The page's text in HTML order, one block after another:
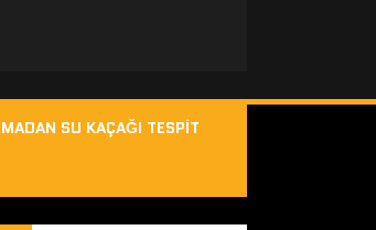
SU KAÇAĞI TESPIT